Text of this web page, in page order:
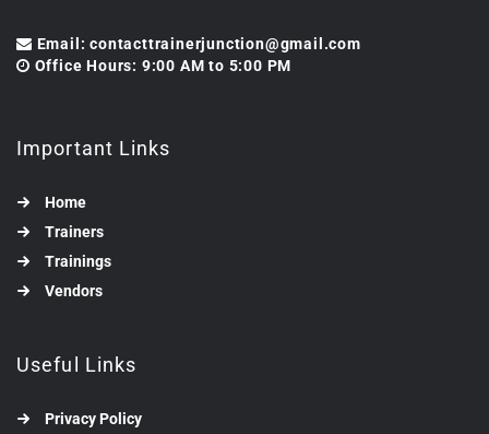
Email: contacttrainerjunction@gmail.com
Office Hours: 9:00 AM to 5:00 PM
Important Links
Home
Trainers
Trainings
Vendors
Useful Links
Privacy Policy